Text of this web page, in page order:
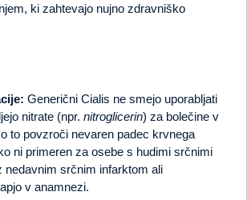
ki zahtevajo nujno zdravniško
Generični Cialis ne smejo uporabljati
nitrate (npr. nitroglicerin) za bolečine v
to povzroči nevaren padec krvnega
ni primeren za osebe s hudimi srčnimi
nedavnim srčnim infarktom ali
v anamnezi.